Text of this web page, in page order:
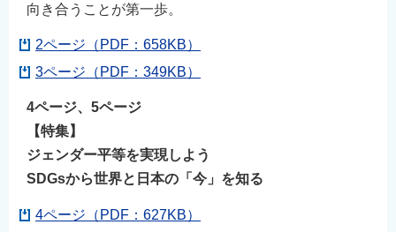
向き合うことが第一歩。
2ページ（PDF：658KB）
3ページ（PDF：349KB）
4ページ、5ページ
【特集】
ジェンダー平等を実現しよう
SDGsから世界と日本の「今」を知る
4ページ（PDF：627KB）